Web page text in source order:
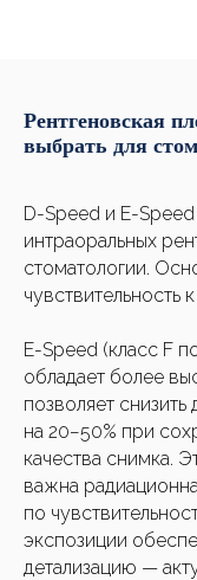
Рентгеновская
выбрать для
D-Speed и E-
интраоральных
стоматологии.
чувствительность
E-Speed (класс F
обладает более
позволяет
на 20−50% при
качества снимка.
важна
по
экспозиции
детализацию —
Нажимая
политикой ко